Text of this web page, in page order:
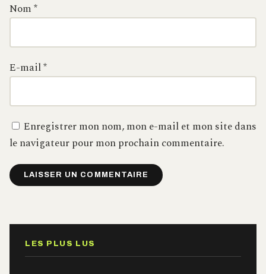
Nom*
E-mail*
Enregistrer mon nom, mon e-mail et mon site dans
le navigateur pour mon prochain commentaire.
LES PLUS LUS